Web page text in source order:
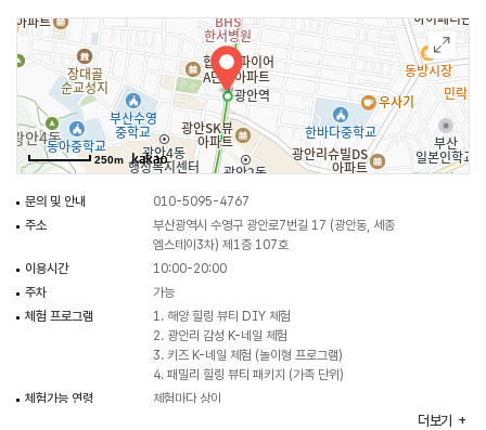
-내용: 해초비누, 입욕제, 립밤 만들기 등 해양 원료를 활용한 뷰티 키트 체험
-체험가능연령: 만 8세 이상 (보호자 동반시)
-체험 소요시간: 약 60~90분
-수용인원: 1회당 4~6명
2.광안리 감성 K-네일 체험
-내용: 바다·파도·조개 등을 모티브로 한 광안리 전용 아트 네일 디자인 제공.
체험 후 광안리 바다 배경의 네일 포토존 제공
-체험가능연령: 만 15세 이상
-체험 소요시간: 약 40~60분
-수용인원: 1회당 3~4명 (예약제)
3.키즈 K-네일 체험 (놀이형 프로그램)
-내용: 만 6세 이상 어린이를 위한 놀이형 광안리네일 체험. 무독성
바다네일컬러, 캐릭터 네일 스티커, 모래반짝이,조개 아트 등으로 아이들이 직접
250m
문의 및 안내
010-5095-4767
주소
부산광역시 수영구 광안로7번길 17 (광안동, 세종
엠스테이3차) 제1층 107호
이용시간
10:00-20:00
주차
가능
체험 프로그램
1. 해양 힐링 뷰티 DIY 체험
2. 광안리 감성 K-네일 체험
3. 키즈 K-네일 체험 (놀이형 프로그램)
4. 패밀리 힐링 뷰티 패키지 (가족 단위)
체험가능 연령
체험마다 상이
더보기